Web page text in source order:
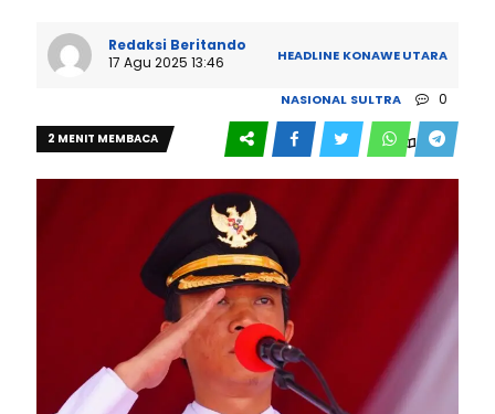
Redaksi Beritando
17 Agu 2025 13:46
HEADLINE KONAWE UTARA
NASIONAL SULTRA 0
201
2 MENIT MEMBACA